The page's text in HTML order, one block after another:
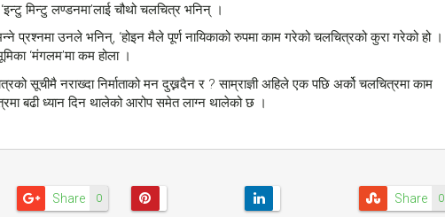
मिन्टु लण्डनमा’लाई चौथो चलचित्र भनिन् ।
प्रश्नमा उनले भनिन्, ‘होइन मैले पूर्ण नायिकाको रुपमा काम गरेको चलचित्रको कुरा गरेको हो ।
‘मंगलम’मा कम होला ।
सूचीमै नराख्दा निर्माताको मन दुख्नदैन र ? साम्राज्ञी अहिले एक पछि अर्को चलचित्रमा काम
बढी ध्यान दिन थालेको आरोप समेत लाग्न थालेको छ ।
0
Share 0
Share